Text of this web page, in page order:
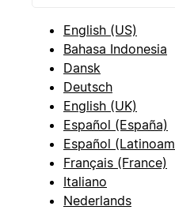
English (US)
Bahasa Indonesia
Dansk
Deutsch
English (UK)
Español (España)
Español
Français (France)
Italiano
Nederlands